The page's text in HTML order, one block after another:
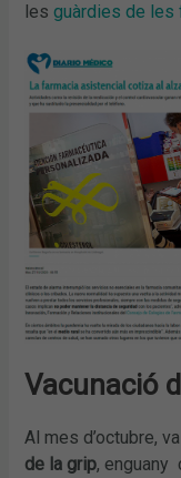
lesguàrdies de les
Vacunació
Al mes d’octubre,
de la grip, enguany